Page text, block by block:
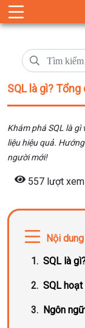
SQL là gì?
Khám phá SQL là
liệu hiệu quả.
người mới!
557 lượt xem
Nội
SQL là
SQL
Ngôn